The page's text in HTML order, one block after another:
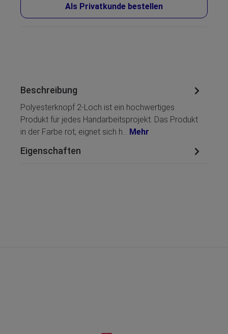
Als Privatkunde bestellen
Beschreibung
Polyesterknopf 2-Loch ist ein hochwertiges
Produkt für jedes Handarbeitsprojekt. Das Produkt
in der Farbe rot, eignet sich h… Mehr
Eigenschaften